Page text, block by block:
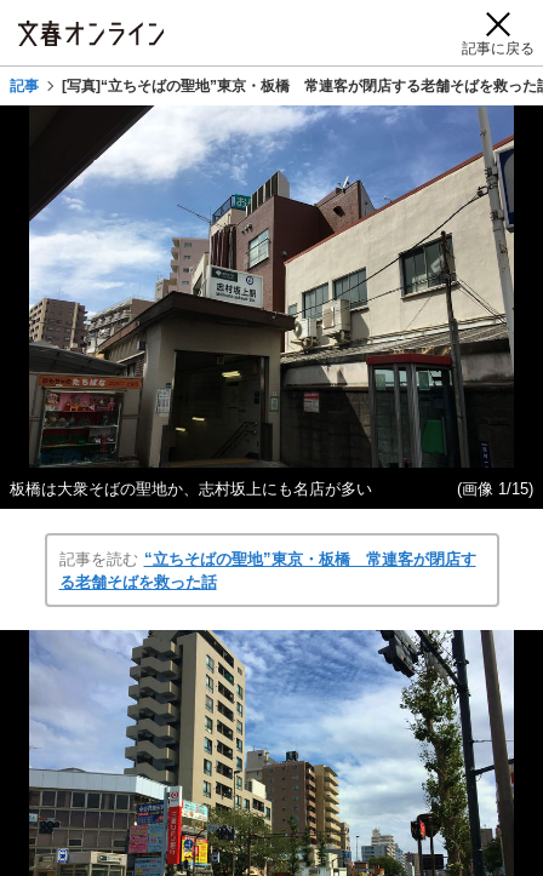
記事に戻る
記事 [写真]“立ちそばの聖地”東京・板橋 常連客が閉店する老舗そばを救った
板橋は大衆そばの聖地か、志村坂上にも名店が多い (画像 1/15)
記事を読む “立ちそばの聖地”東京・板橋 常連客が閉店す
る老舗そばを救った話